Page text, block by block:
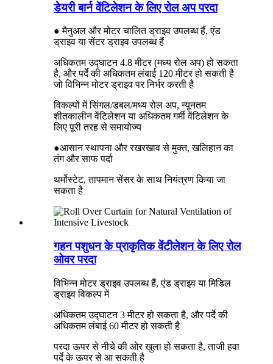
डेयरी बार्न वेंटिलेशन के लिए रोल अप परदा
● मैनुअल और मोटर चालित ड्राइव उपलब्ध हैं, एंड
ड्राइव या सेंटर ड्राइव उपलब्ध हैं
अधिकतम उद्घाटन 4.8 मीटर (मध्य रोल अप) हो सकता
है, और पर्दे की अधिकतम लंबाई 120 मीटर हो सकती है
जो विभिन्न मोटर ड्राइव पर निर्भर करती है
विकल्पों में सिंगल/डबल/मध्य रोल अप, न्यूनतम
शीतकालीन वेंटिलेशन या अधिकतम गर्मी वेंटिलेशन के
लिए पूरी तरह से समायोज्य
●आसान स्थापना और रखरखाव से मुक्त, खलिहान का
तंग और साफ पर्दा
थर्मोस्टेट, तापमान सेंसर के साथ नियंत्रण किया जा
सकता है
गहन पशुधन के प्राकृतिक वेंटीलेशन के लिए रोल
ओवर परदा
विभिन्न मोटर ड्राइव उपलब्ध हैं, एंड ड्राइव या मिडिल
ड्राइव विकल्प में
अधिकतम उद्घाटन 3 मीटर हो सकता है, और पर्दे की
अधिकतम लंबाई 60 मीटर हो सकती है
परदा ऊपर से नीचे की ओर खुला हो सकता है, ताजी हवा
पर्दे के ऊपर से आ सकती है